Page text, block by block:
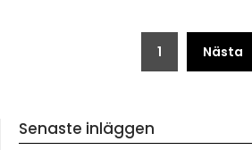
Sidnumrering
1 Nästa
Senaste inläggen